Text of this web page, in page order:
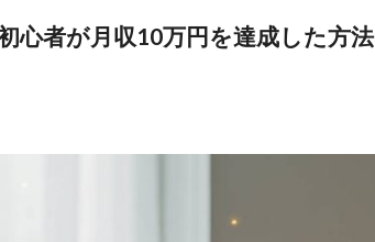
心者が月収10万円を達成した方法